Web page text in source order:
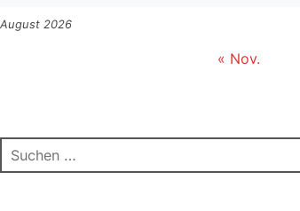
August 2026
« Nov.
Suchen
nach: